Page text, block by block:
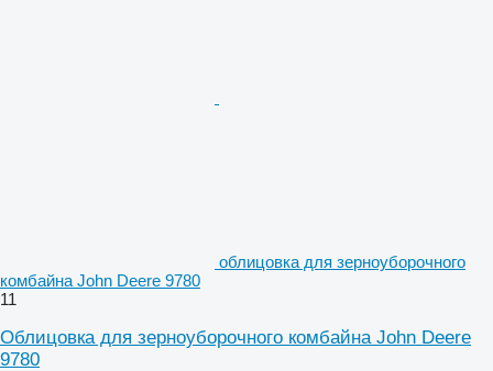
облицовка для зерноуборочного
комбайна John Deere 9780
11
Облицовка для зерноуборочного комбайна John Deere
9780